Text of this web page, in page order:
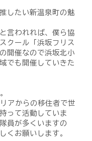
したい新温泉町の魅
言われれば、僕ら協
クール「浜坂フリス
開催なので浜坂北小
でも開催していきた
アからの移住者で世
って活動していま
員が多くいますの
くお願いします。